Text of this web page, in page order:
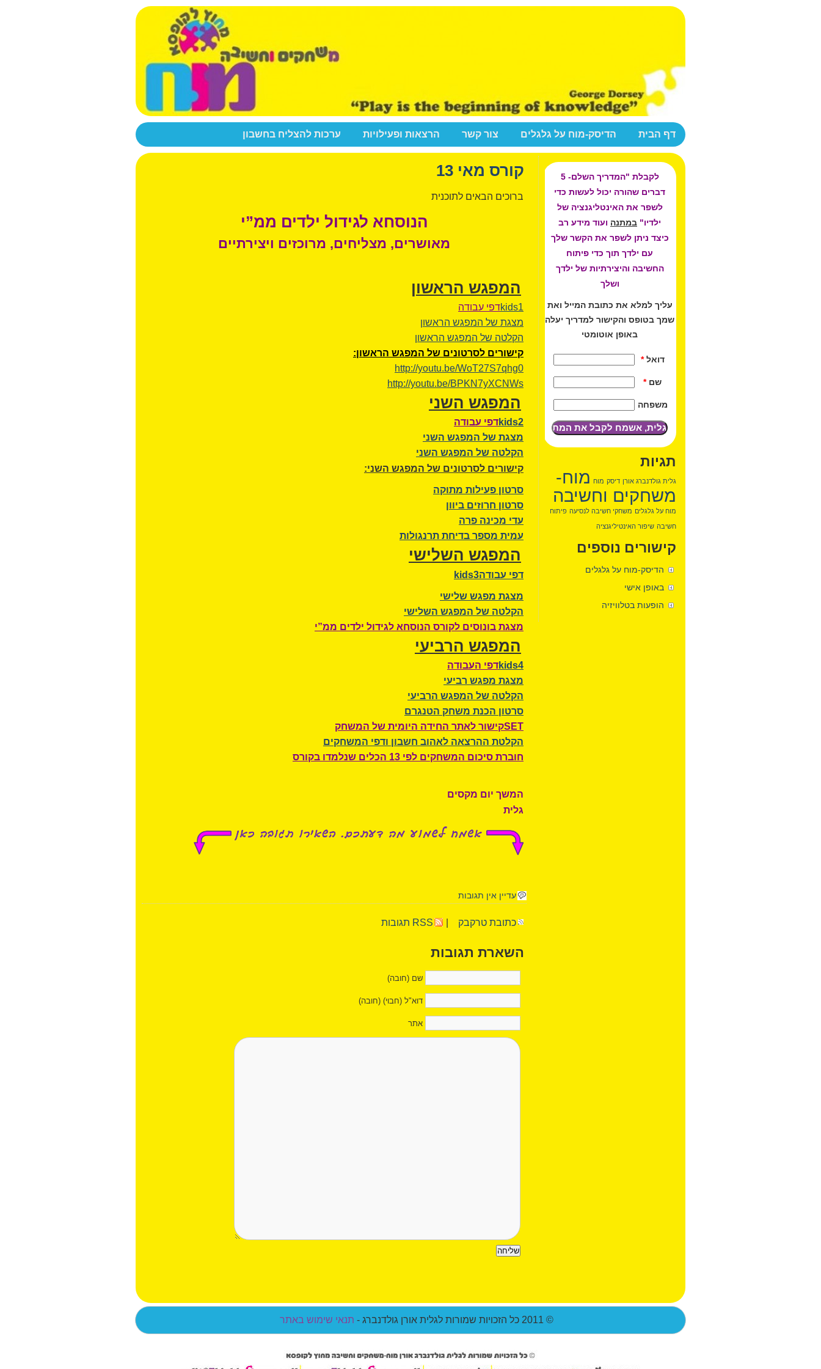
דף הבית הדיסק-מוח על גלגלים צור קשר הרצאות ופעילויות ערכות להצליח בחשבון
קורס מאי 13
ברוכים הבאים לתוכנית
הנוסחא לגידול ילדים ממ”י
מאושרים, מצליחים, מרוכזים ויצירתיים
המפגש הראשון
kids1דפי עבודה
מצגת של המפגש הראשון
הקלטה של המפגש הראשון
קישורים לסרטונים של המפגש הראשון:
http://youtu.be/WoT27S7qhg0
http://youtu.be/BPKN7yXCNWs
המפגש השני
kids2דפי עבודה
מצגת של המפגש השני
הקלטה של המפגש השני
קישורים לסרטונים של המפגש השני:
סרטון פעילות מתוקה
סרטון חרוזים ביוון
עדי מכינה פרה
עמית מספר בדיחת תרנגולות
המפגש השלישי
דפי עבודהkids3
מצגת מפגש שלישי
הקלטה של המפגש השלישי
מצגת בונוסים לקורס הנוסחא לגידול ילדים ממ”י
המפגש הרביעי
kids4דפי העבודה
מצגת מפגש רביעי
הקלטה של המפגש הרביעי
סרטון הכנת משחק הטנגרם
SETקישור לאתר החידה היומית של המשחק
הקלטת ההרצאה לאהוב חשבון ודפי המשחקים
חוברת סיכום המשחקים לפי 13 הכלים שנלמדו בקורס
המשך יום מקסים
גלית
עדיין אין תגובות
כתובת טרקבק RSS תגובות
השארת תגובות
שם (חובה)
דוא"ל (חבוי) (חובה)
אתר
לקבלת "המדריך השלם- 5
דברים שהורה יכול לעשות כדי
לשפר את האינטליגנציה של
ילדיו" במתנה ועוד מידע רב
כיצד ניתן לשפר את הקשר שלך
עם ילדך תוך כדי פיתוח
החשיבה והיצירתיות של ילדך
ושלך
עליך למלא את כתובת המייל ואת
שמך בטופס והקישור למדריך יעלה
באופן אוטומטי
דואל *
שם *
משפחה
תגיות
גלית גולדנברג אורן דיסק מוח מוח-
משחקים וחשיבה
מוח על גלגלים משחקי חשיבה לנסיעה פיתוח
חשיבה שיפור האינטיליגנציה
קישורים נוספים
הדיסק-מוח על גלגלים
באופן אישי
הופעות בטלוויזיה
© 2011 כל הזכויות שמורות לגלית אורן גולדנברג - תנאי שימוש באתר